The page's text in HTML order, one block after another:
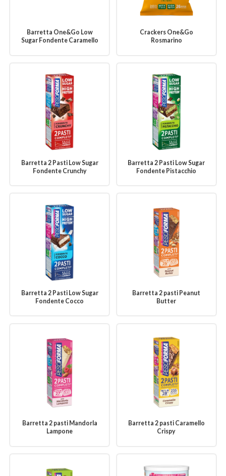
Barretta One&Go Low
Sugar Fondente Caramello
Crackers One&Go
Rosmarino
Barretta 2 Pasti Low Sugar
Fondente Crunchy
Barretta 2 Pasti Low Sugar
Fondente Pistacchio
Barretta 2 Pasti Low Sugar
Fondente Cocco
Barretta 2 pasti Peanut
Butter
Barretta 2 pasti Mandorla
Lampone
Barretta 2 pasti Caramello
Crispy